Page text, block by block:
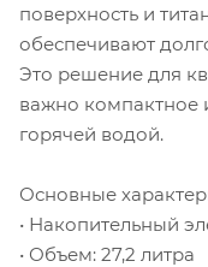
поверхность и
обеспечивают
Это решение для
важно компактное
горячей водой.
Основные
• Накопительный
• Объем: 27,2 литра